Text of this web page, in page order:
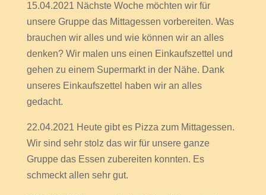
15.04.2021 Nächste Woche möchten wir für
unsere Gruppe das Mittagessen vorbereiten. Was
brauchen wir alles und wie können wir an alles
denken? Wir malen uns einen Einkaufszettel und
gehen zu einem Supermarkt in der Nähe. Dank
unseres Einkaufszettel haben wir an alles
gedacht.
22.04.2021 Heute gibt es Pizza zum Mittagessen.
Wir sind sehr stolz das wir für unsere ganze
Gruppe das Essen zubereiten konnten. Es
schmeckt allen sehr gut.